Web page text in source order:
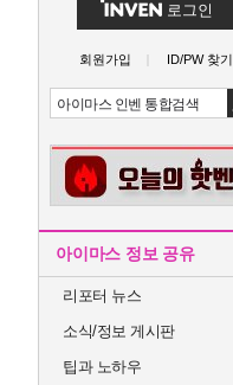
로그인
회원가입 ID/PW 찾기
아이마스 정보 공유
리포터 뉴스
소식/정보 게시판
팁과 노하우